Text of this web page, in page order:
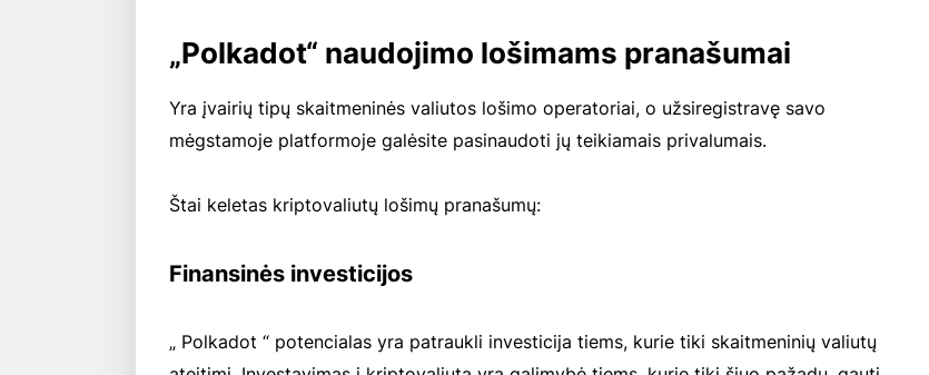
„Polkadot“ naudojimo lošimams pranašumai
Yra įvairių tipų skaitmeninės valiutos lošimo operatoriai, o užsiregistravę savo
mėgstamoje platformoje galėsite pasinaudoti jų teikiamais privalumais.
Štai keletas kriptovaliutų lošimų pranašumų:
Finansinės investicijos
„ Polkadot “ potencialas yra patraukli investicija tiems, kurie tiki skaitmeninių valiutų